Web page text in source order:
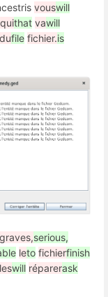
vouswill
quithat vawill
dufile fichier.is
graves,serious,
leto fichierfinish
leswill réparerask